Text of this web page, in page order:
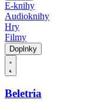
E-knihy
Audioknihy
Hry
Filmy
Doplnky
Beletria